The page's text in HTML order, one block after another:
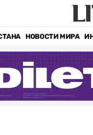
НОВОСТИ МИРА